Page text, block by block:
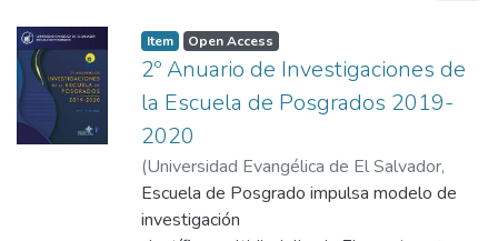
Item Open Access
2º Anuario de Investigaciones de
la Escuela de Posgrados 2019-
2020
(Universidad Evangélica de El Salvador,
2020)Direcciones de Publicaciones
Escuela de Posgrado impulsa modelo de
investigación